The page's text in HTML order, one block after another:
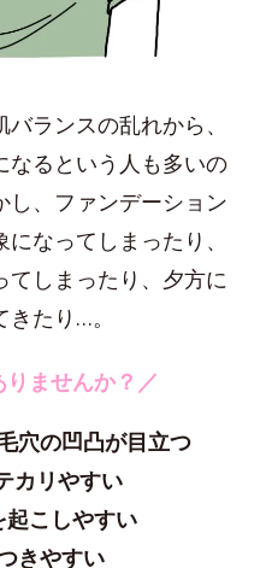
ランスの乱れから、
なるという人も多いの
し、ファンデーション
なってしまったり、
てしまったり、夕方に
たり…。
ませんか？／
穴の凹凸が目立つ
カリやすい
起こしやすい
きやすい